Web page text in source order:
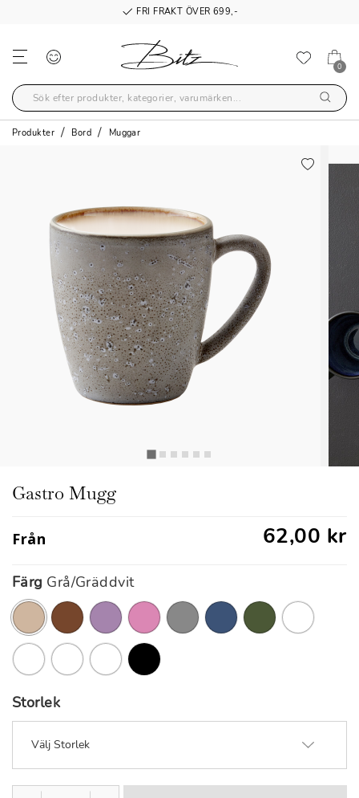
FRI FRAKT ÖVER 699,-
0
Produkter Bord Muggar
Gastro Mugg
Från 62,00 kr
Färg Grå/Gräddvit
markerade
Storlek
Välj Storlek